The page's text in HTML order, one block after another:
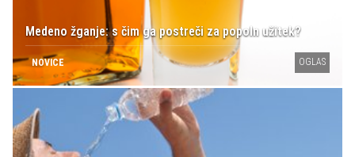
Medeno žganje: s čim ga postreči za popoln užitek?
NOVICE OGLAS